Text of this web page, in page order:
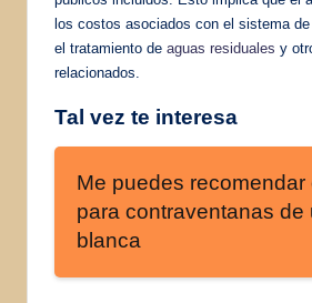
los costos asociados con el sistema
el tratamiento de aguas residuales y
relacionados.
Tal vez te interesa
Me puedes recomendar
para contraventanas de
blanca